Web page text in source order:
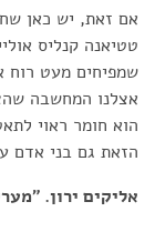
אם זאת, יש כאן
טטיאנה קנליס
שמפיחים מעט רוח
אצלנו המחשבה
הוא חומר ראוי
הזאת גם בני אדם
אליקים ירון. "מעריב".